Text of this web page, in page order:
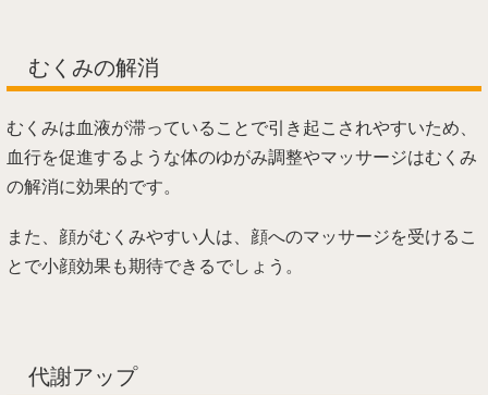
むくみの解消
むくみは血液が滞っていることで引き起こされやすいため、
血行を促進するような体のゆがみ調整やマッサージはむくみ
の解消に効果的です。
また、顔がむくみやすい人は、顔へのマッサージを受けるこ
とで小顔効果も期待できるでしょう。
代謝アップ